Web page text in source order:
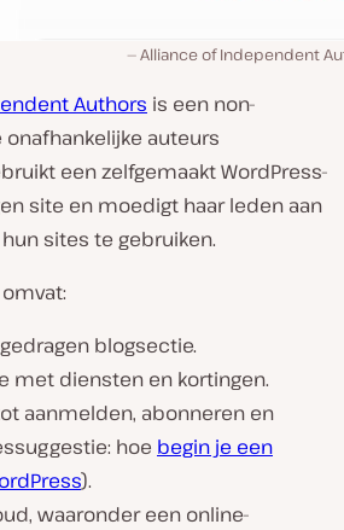
Alliance of Independent
Authors is een non-
auteurs
een zelfgemaakt WordPress-
site en moedigt haar leden aan
sites te gebruiken.
blogsectie.
met diensten en kortingen.
aanmelden, abonneren en
hoe begin je een
).
waaronder een online-